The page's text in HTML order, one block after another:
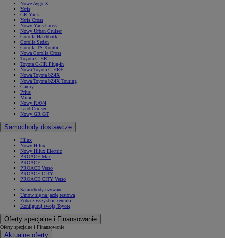
Nowe Aygo X
Yaris
GR Yaris
Yaris Cross
Nowy Yaris Cross
Nowy Urban Cruiser
Corolla Hatchback
Corolla Sedan
Corolla TS Kombi
Nowa Corolla Cross
Toyota C-HR
Toyota C-HR Plug-in
Nowa Toyota C-HR+
Nowa Toyota bZ4X
Nowa Toyota bZ4X Touring
Camry
Prius
Mirai
Nowy RAV4
Land Cruiser
Nowy GR GT
Samochody dostawcze
Hilux
Nowy Hilux
Nowy Hilux Electric
PROACE Max
PROACE
PROACE Verso
PROACE CITY
PROACE CITY Verso
Samochody używane
Umów się na jazdę testową
Zobacz wszystkie cenniki
Konfiguruj swoją Toyotę
Oferty specjalne i Finansowanie
Oferty specjalne i Finansowanie
Aktualne oferty